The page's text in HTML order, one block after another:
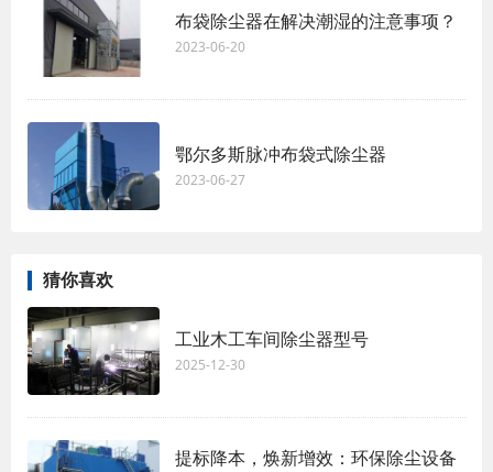
布袋除尘器在解决潮湿的注意事项？
2023-06-20
鄂尔多斯脉冲布袋式除尘器
2023-06-27
猜你喜欢
工业木工车间除尘器型号
2025-12-30
提标降本，焕新增效：环保除尘设备